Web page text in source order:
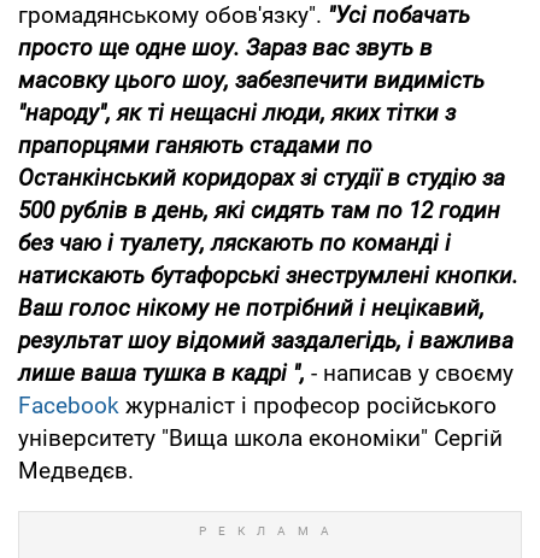
громадянському обов'язку". "Усі побачать
просто ще одне шоу. Зараз вас звуть в
масовку цього шоу, забезпечити видимість
"народу", як ті нещасні люди, яких тітки з
прапорцями ганяють стадами по
Останкінський коридорах зі студії в студію за
500 рублів в день, які сидять там по 12 годин
без чаю і туалету, ляскають по команді і
натискають бутафорські знеструмлені кнопки.
Ваш голос нікому не потрібний і нецікавий,
результат шоу відомий заздалегідь, і важлива
лише ваша тушка в кадрі ", - написав у своєму
Facebook журналіст і професор російського
університету "Вища школа економіки" Сергій
Медведєв.